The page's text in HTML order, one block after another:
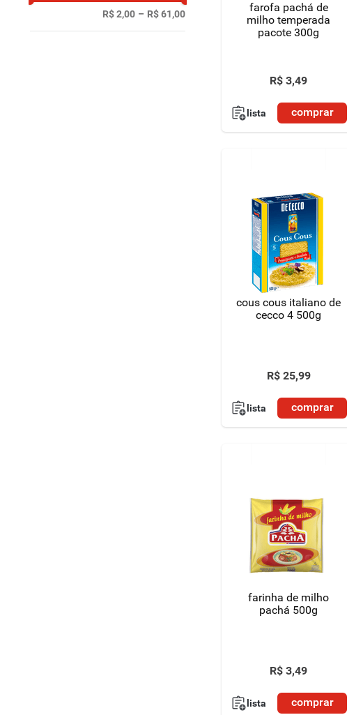
R$ 2,00 – R$ 61,00
farofa pachá de
milho temperada
pacote 300g
R$ 3,49
lista comprar
cous cous italiano de
cecco 4 500g
R$ 25,99
lista comprar
farinha de milho
pachá 500g
R$ 3,49
lista comprar